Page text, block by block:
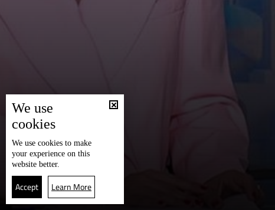
We use
cookies
We use cookies to make
your experience on this
website better.
Accept Learn More